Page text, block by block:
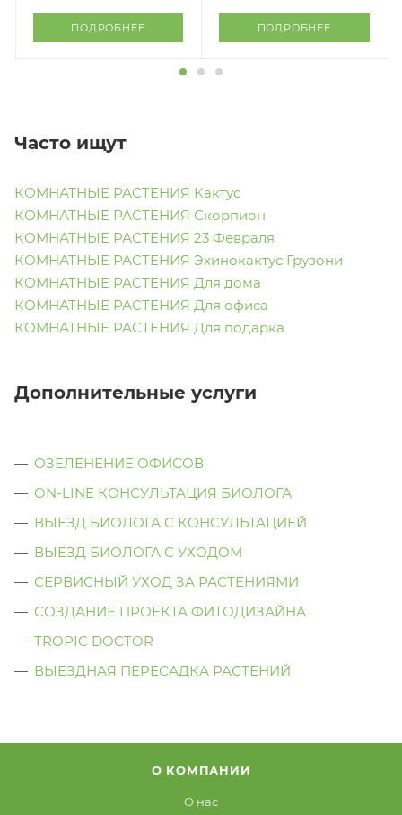
ПОДРОБНЕЕ ПОДРОБНЕЕ
Часто ищут
КОМНАТНЫЕ РАСТЕНИЯ Кактус
КОМНАТНЫЕ РАСТЕНИЯ Скорпион
КОМНАТНЫЕ РАСТЕНИЯ 23 Февраля
КОМНАТНЫЕ РАСТЕНИЯ Эхинокактус Грузони
КОМНАТНЫЕ РАСТЕНИЯ Для дома
КОМНАТНЫЕ РАСТЕНИЯ Для офиса
КОМНАТНЫЕ РАСТЕНИЯ Для подарка
Дополнительные услуги
ОЗЕЛЕНЕНИЕ ОФИСОВ
ON-LINE КОНСУЛЬТАЦИЯ БИОЛОГА
ВЫЕЗД БИОЛОГА С КОНСУЛЬТАЦИЕЙ
ВЫЕЗД БИОЛОГА C УХОДОМ
СЕРВИСНЫЙ УХОД ЗА РАСТЕНИЯМИ
СОЗДАНИЕ ПРОЕКТА ФИТОДИЗАЙНА
TROPIC DOCTOR
ВЫЕЗДНАЯ ПЕРЕСАДКА РАСТЕНИЙ
О КОМПАНИИ
О нас